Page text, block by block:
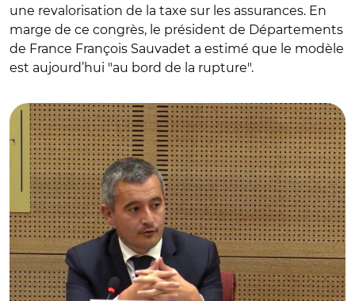
une revalorisation de la taxe sur les assurances. En
marge de ce congrès, le président de Départements
de France François Sauvadet a estimé que le modèle
est aujourd’hui "au bord de la rupture".